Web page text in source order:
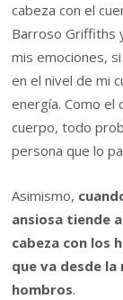
cabeza con el
Barroso Griffiths
mis emociones,
en el nivel de mi
energía. Como el
cuerpo, todo
persona que lo
Asimismo,
ansiosa tiende
cabeza con los
que va desde
hombros.